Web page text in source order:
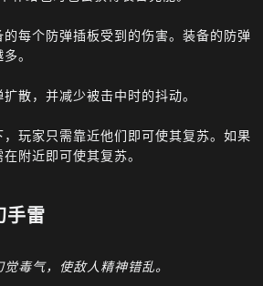
的每个防弹插板受到的伤害。装备的防弹
。
散，并减少被击中时的抖动。
，玩家只需靠近他们即可使其复苏。如果
附近即可使其复苏。
手雷
毒气，使敌人精神错乱。